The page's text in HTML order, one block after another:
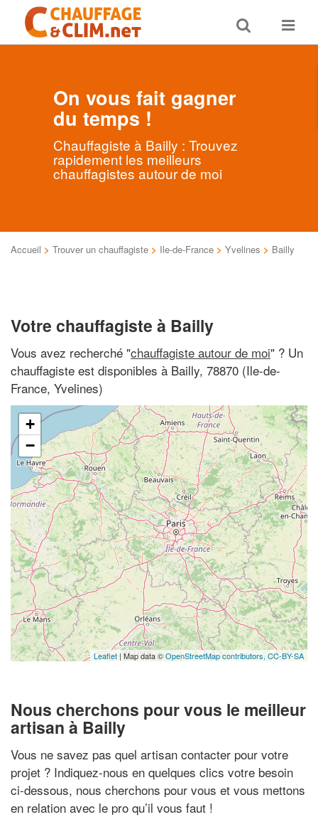
Toggle
search
Toggle
On vous fait gagner
du temps !
Chauffagiste à Bailly : Trouvez
rapidement les meilleurs
chauffagistes autour de moi
Accueil > Trouver un chauffagiste > Ile-de-France > Yvelines > Bailly
Votre chauffagiste à Bailly
Vous avez recherché "chauffagiste autour de moi" ? Un
chauffagiste est disponibles à Bailly, 78870 (Ile-de-
France, Yvelines)
+
−
Leaflet | Map data ©OpenStreetMap contributors, CC-BY-SA
Nous cherchons pour vous le meilleur
artisan à Bailly
Vous ne savez pas quel artisan contacter pour votre
projet ? Indiquez-nous en quelques clics votre besoin
ci-dessous, nous cherchons pour vous et vous mettons
en relation avec le pro qu’il vous faut !